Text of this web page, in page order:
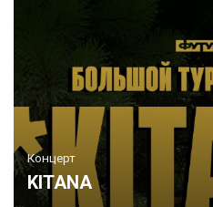
Концерт
KITANA